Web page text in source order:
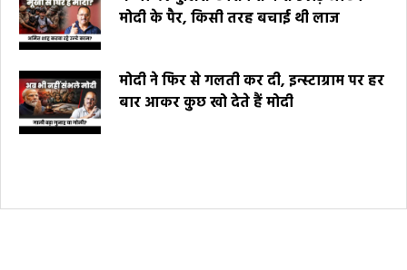
मोदी के पैर, किसी तरह बचाई थी लाज
मोदी ने फिर से गलती कर दी, इन्स्टाग्राम पर हर
बार आकर कुछ खो देते हैं मोदी